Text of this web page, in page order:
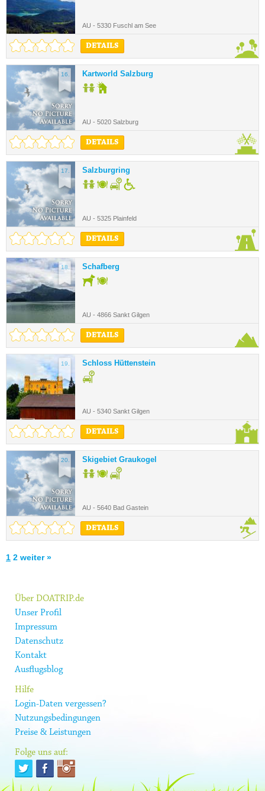
AU - 5330 Fuschl am See
DETAILS
16. Kartworld Salzburg
AU - 5020 Salzburg
DETAILS
17. Salzburgring
AU - 5325 Plainfeld
DETAILS
18. Schafberg
AU - 4866 Sankt Gilgen
DETAILS
19. Schloss Hüttenstein
AU - 5340 Sankt Gilgen
DETAILS
20. Skigebiet Graukogel
AU - 5640 Bad Gastein
DETAILS
1 2 weiter »
Über DOATRIP.de
Unser Profil
Impressum
Datenschutz
Kontakt
Ausflugsblog
Hilfe
Login-Daten vergessen?
Nutzungsbedingungen
Preise & Leistungen
Folge uns auf: